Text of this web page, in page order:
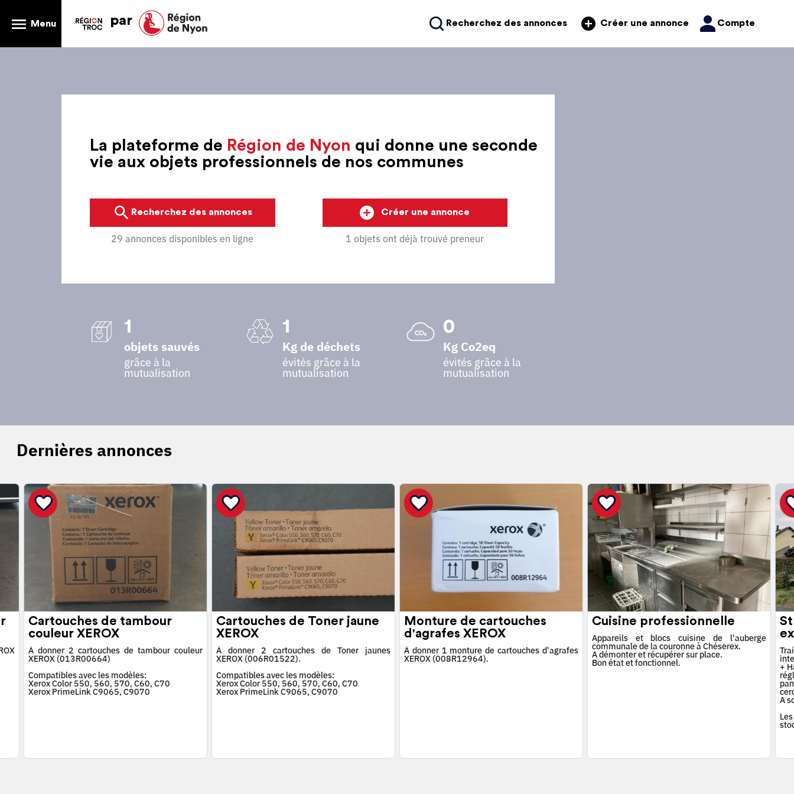
Menu par Recherchez des annonces Créer une annonce Compte
La plateforme de Région de Nyon qui donne une seconde
vie aux objets professionnels de nos communes
Recherchez des annonces
29 annonces disponibles en ligne
Créer une annonce
1 objets ont déjà trouvé preneur
1
objets sauvés
grâce à la
mutualisation
1
Kg de déchets
évités grâce à la
mutualisation
0
Kg Co2eq
évités grâce à la
mutualisation
Dernières annonces
Cartouches de tambour
couleur XEROX
À donner 2 cartouches de tambour couleur
XEROX (013R00664)
Compatibles avec les modèles:
Xerox Color 550, 560, 570, C60, C70
Xerox PrimeLink C9065, C9070
Cartouches de Toner jaune
XEROX
À donner 2 cartouches de Toner jaunes
XEROX (006R01522).
Compatibles avec les modèles:
Xerox Color 550, 560, 570, C60, C70
Xerox PrimeLink C9065, C9070
Monture de cartouches
d'agrafes XEROX
À donner 1 monture de cartouches d'agrafes
XEROX (008R12964).
Cuisine professionnelle
Appareils et blocs cuisine de l'auberge
communale de la couronne à Chéserex.
A démonter et récupérer sur place.
Bon état et fonctionnel. +
A